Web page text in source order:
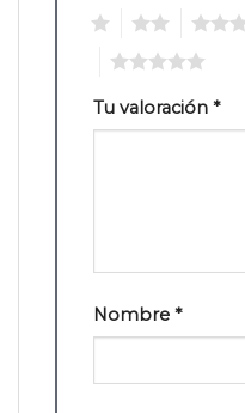
Tu valoración *
Nombre *